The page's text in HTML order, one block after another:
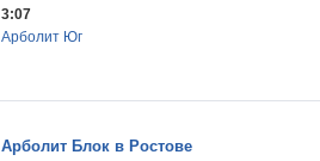
3:07
Арболит Юг
Арболит Блок в Ростове